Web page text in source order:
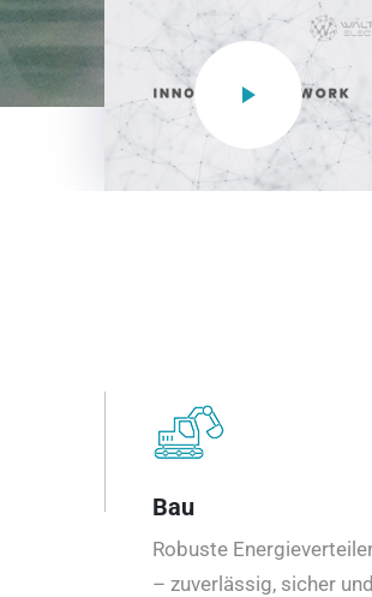
Bau
Robuste
– zuverlässig, sicher